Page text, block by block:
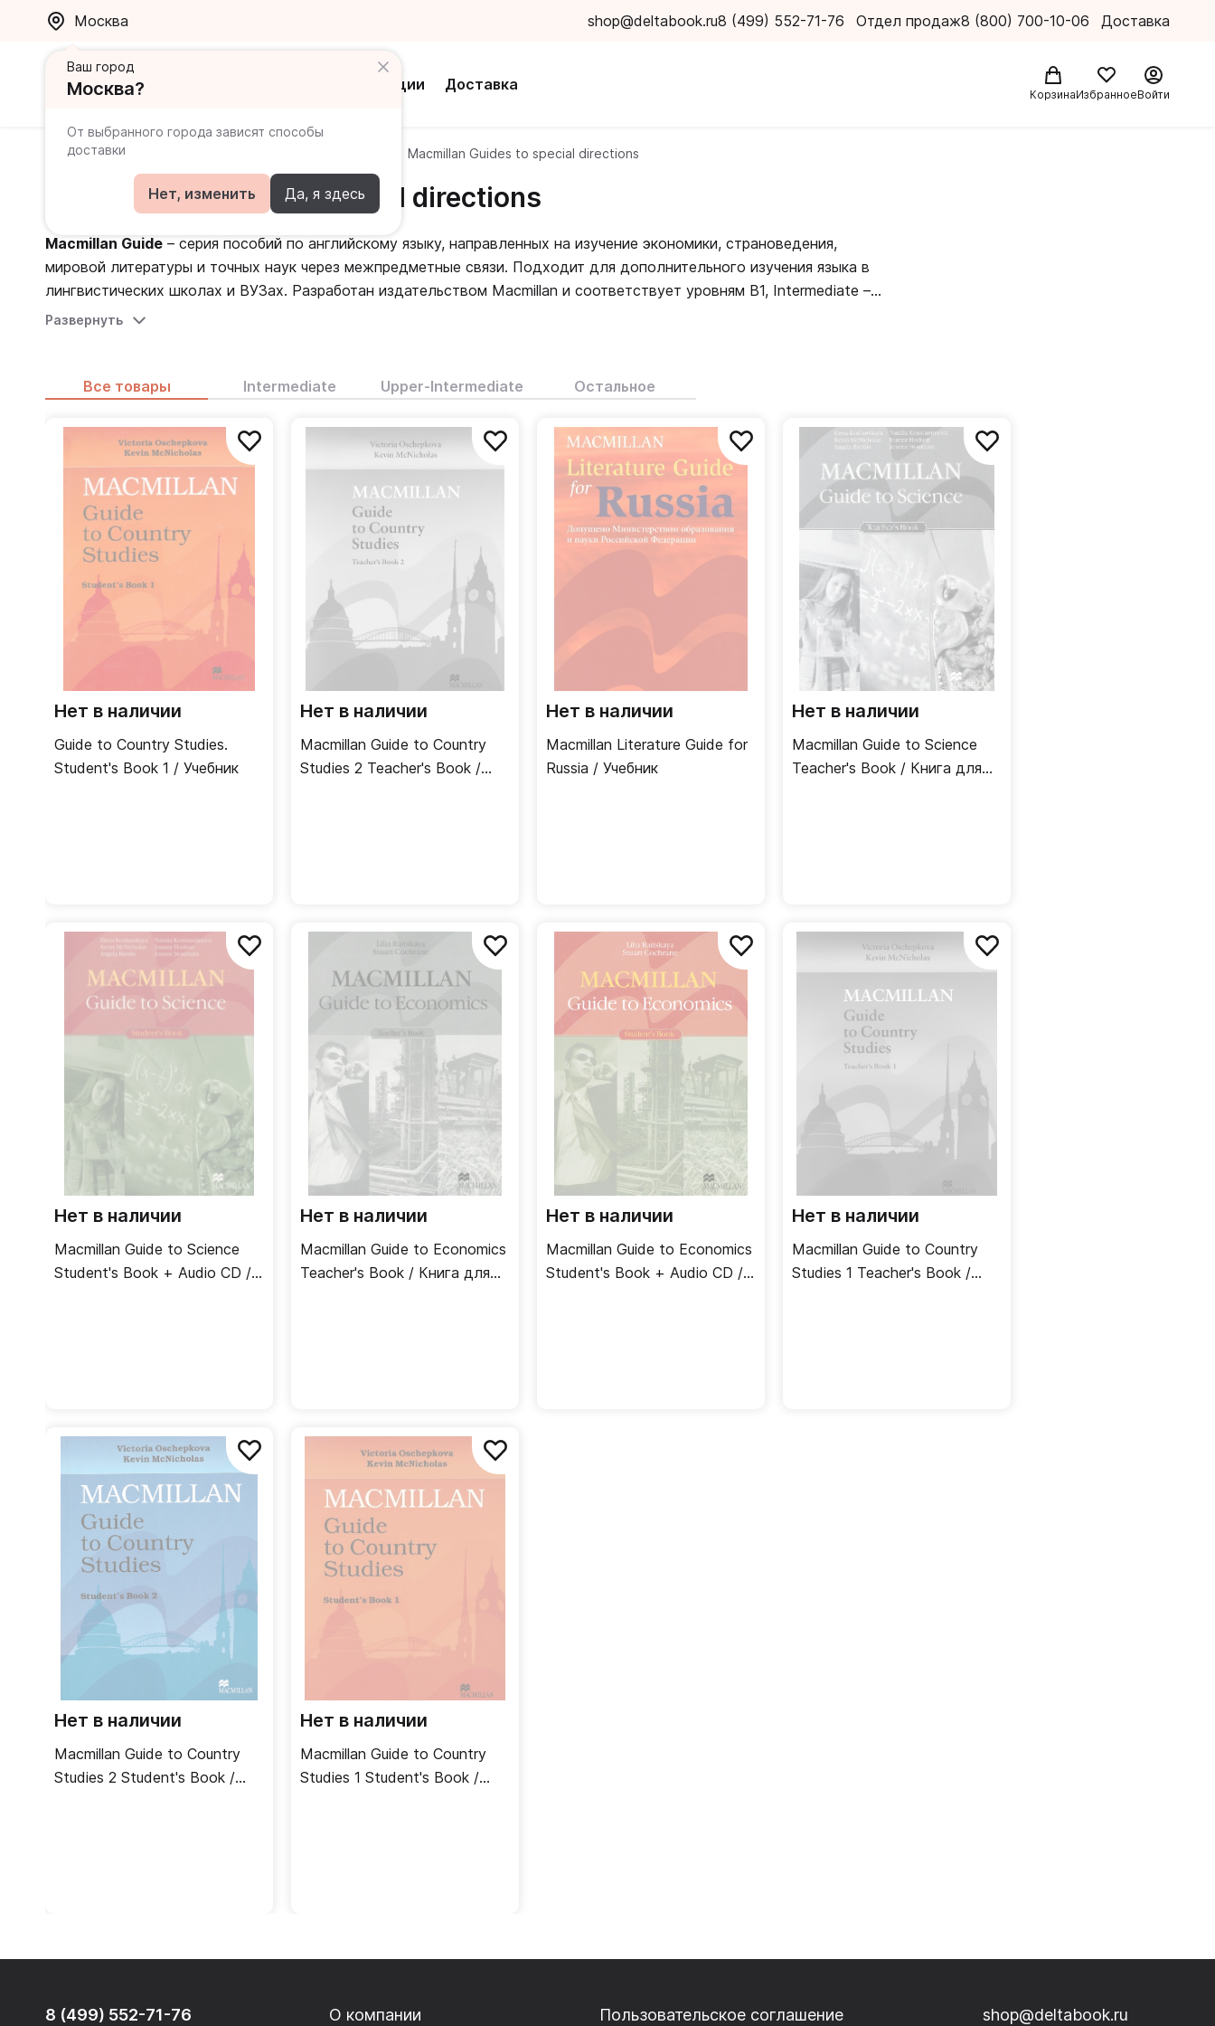
Москва shop@deltabook.ru8 (499) 552-71-76 Отдел продаж8 (800) 700-10-06 Доставка
Акции Доставка
КорзинаИзбранноеВойти
Ваш город
Москва?
От выбранного города зависят способы
доставки
Нет, изменить Да, я здесь
Главная Каталог Macmillan Guides to special directions
Macmillan Guides to special directions
Macmillan Guide – серия пособий по английскому языку, направленных на изучение экономики, страноведения,
мировой литературы и точных наук через межпредметные связи. Подходит для дополнительного изучения языка в
лингвистических школах и ВУЗах. Разработан издательством Macmillan и соответствует уровням B1, Intermediate –
B2, Upper-Intermediate по шкале CEFR.
Macmillan Guide предлагает такие области для расширения знаний
Guide to Country Studies - страноведение;
Literature Guide for Russia - художественная литература.
Macmillan Guideподойдет школьникам и студентам, как дополнительный материал для изучения английского языка,
так и начинающим специалистам в разных сферах деятельности для пополнения словарного запаса. Пособия так
же сопровождаются дисками с аудио материалами, что дает возможность студенту развивать навыки говорения,
чтения, аудирования и письма.
Развернуть
Все товары Intermediate Upper-Intermediate Остальное
Нет в наличии
Guide to Country Studies.
Student's Book 1 / Учебник
Нет в наличии
Macmillan Guide to Country
Studies 2 Teacher's Book /
Нет в наличии
Macmillan Literature Guide for
Russia / Учебник
Нет в наличии
Macmillan Guide to Science
Teacher's Book / Книга для
Нет в наличии
Macmillan Guide to Science
Student's Book + Audio CD /
Нет в наличии
Macmillan Guide to Economics
Teacher's Book / Книга для
Нет в наличии
Macmillan Guide to Economics
Student's Book + Audio CD /
Нет в наличии
Macmillan Guide to Country
Studies 1 Teacher's Book /
Нет в наличии
Macmillan Guide to Country
Studies 2 Student's Book /
Нет в наличии
Macmillan Guide to Country
Studies 1 Student's Book /
8 (499) 552-71-76 О компании Пользовательское соглашение shop@deltabook.ru